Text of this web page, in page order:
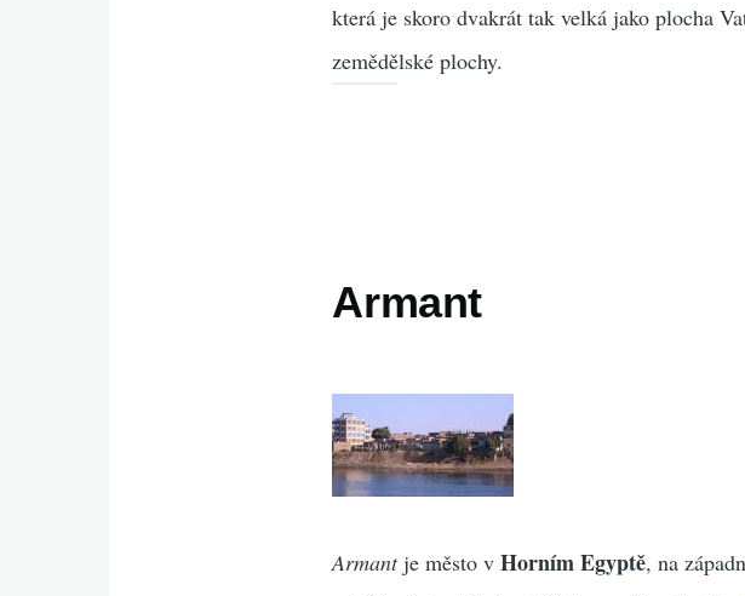
která je skoro dvakrát tak velká jako plocha
zemědělské plochy.
Armant
Armantje město vHorním Egyptě, na